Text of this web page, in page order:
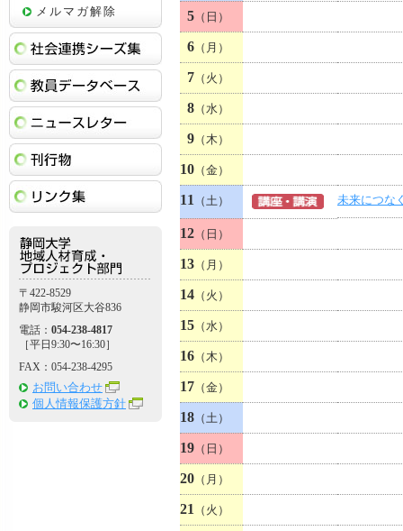
5 （日）
6 （月）
7 （火）
8 （水）
9 （木）
10 （金）
11 （土） 未来につな
12 （日）
13 （月）
14 （火）
15 （水）
16 （木）
17 （金）
18 （土）
19 （日）
20 （月）
21 （火）
メルマガ解除
社会連携シーズ集
教員データベース
ニュースレター
リンク集
〒422-8529
静岡市駿河区大谷836
電話： 054-238-4817
［平日9:30〜16:30］
FAX：054-238-4295
お問い合わせ
個人情報保護方針